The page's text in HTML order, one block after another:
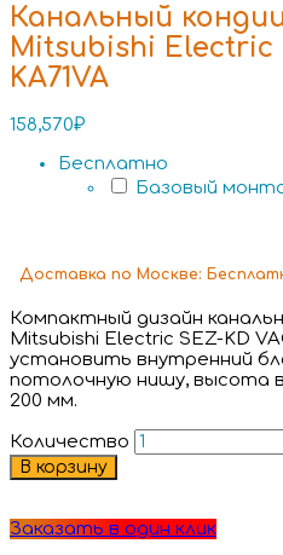
Канальный
Mitsubishi Electric
KA71VA
158,570₽
Бесплатно
Базовый
Доставка по Москве:
Компактный дизайн
Mitsubishi Electric SEZ-KD
установить внутренний
потолочную нишу, высота
200 мм.
Количество
В корзину
Заказать в один клик